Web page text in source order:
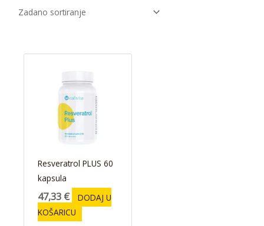
Resveratrol PLUS 60
kapsula
47,33 €
DODAJ U
KOŠARICU